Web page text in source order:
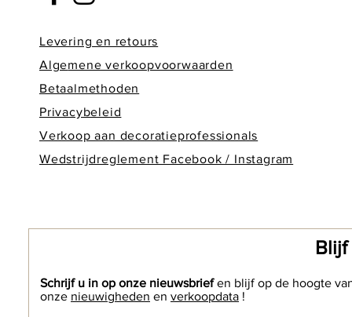
Levering en retours
Algemene verkoopvoorwaarden
Betaalmethoden
Privacybeleid
Verkoop aan decoratieprofessionals
Wedstrijdreglement Facebook / Instagram
Schrijf u in op onze nieuwsbriefen blijf op de hoogte
onze nieuwigheden en verkoopdata !